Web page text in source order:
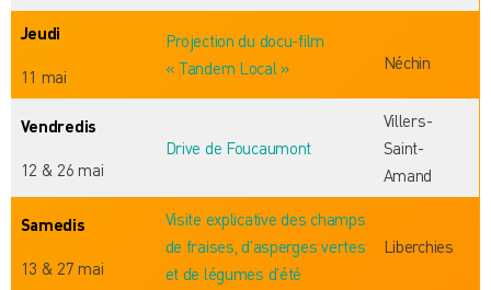
Jeudi
11 mai
Projection du docu-film
« Tandem Local »
Néchin
Vendredis
12 & 26 mai
Drive de Foucaumont
Villers-
Saint-
Amand
Samedis
13 & 27 mai
Visite explicative des champs
de fraises, d’asperges vertes
et de légumes d’été
Liberchies